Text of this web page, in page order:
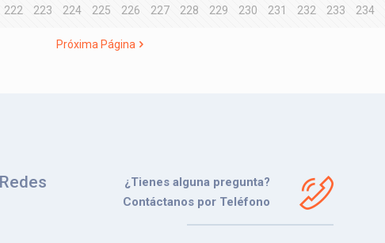
222 223 224 225 226 227 228 229 230 231 232 233 234
Próxima Página
¿Tienes alguna pregunta?
Contáctanos por Teléfono